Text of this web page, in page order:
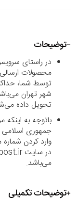
توضیحات
در راستای
محصولات
تحویل داده
باتوجه به
جمهوری اسلامی
وارد کردن
می‌باشد.
توضیحات تکمیلی